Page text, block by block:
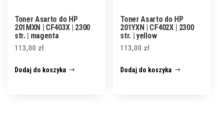
Toner Asarto do HP
201MXN | CF403X | 2300
str. | magenta
113,00 zł
Dodaj do koszyka
Toner Asarto do HP
201YXN | CF402X | 2300
str. | yellow
113,00 zł
Dodaj do koszyka